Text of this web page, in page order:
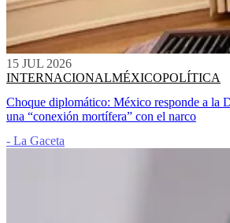
15 JUL 2026
INTERNACIONALMÉXICOPOLÍTICA
Choque diplomático: México responde a la
una “conexión mortífera” con el narco
- La Gaceta